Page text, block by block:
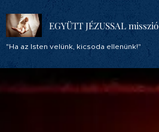
EGYÜTT JÉZUSSAL misszió
"Ha az Isten velünk, kicsoda ellenünk!"